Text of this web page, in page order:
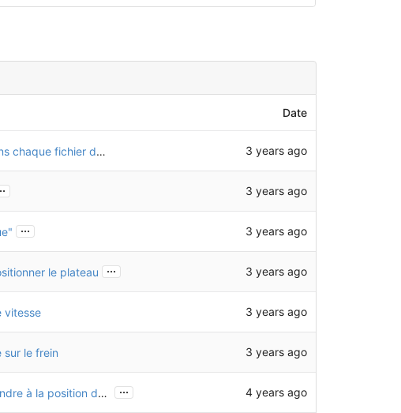
Date
Ajout de la mention "expérimental" dans chaque fichier de pièce qui ne fait pas partie de la v1.0.0 3 years ago
3 years ago
... 3 years ago
le plateau ... 3 years ago
vitesse 3 years ago
sur le frein 3 years ago
Mise à jour de la chaîne pour correspondre à la position du tendeur ... 4 years ago